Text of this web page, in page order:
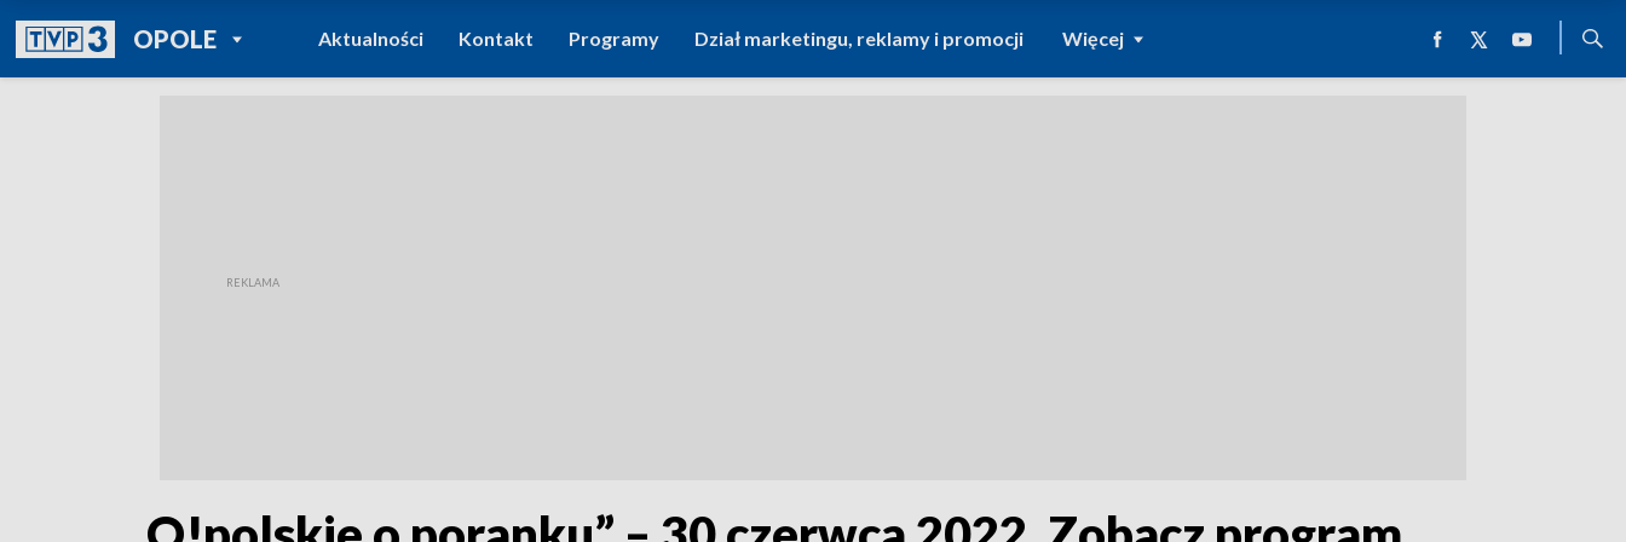
OPOLEPOWRÓT DO
TVP REGIONY
Aktualności Kontakt Programy Dział marketingu, reklamy i promocji Więcej